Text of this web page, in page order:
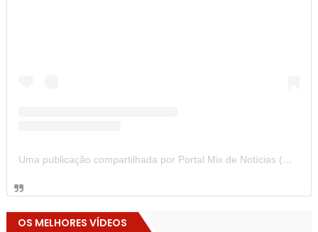
Uma publicação compartilhada por Portal Mix de Notícias (@portalmixdenoticias)
OS MELHORES VÍDEOS